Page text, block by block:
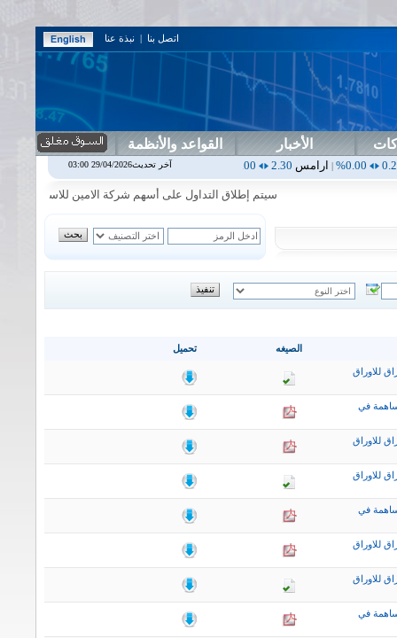
اتصل بنا | نبذة عنا
الأخبار القواعد والأنظمة
|ارامس2.30
|اربيل 0.00 اس بنك0.00
0.00%
سيتم إطلاق التداول على أسهم شركة الامين للاستثمار المالي في
تحميل الصيغه
للاوراق
في
للاوراق
للاوراق
في
للاوراق
للاوراق
في